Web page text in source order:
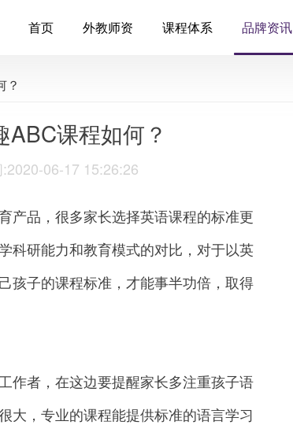
首页 外教师资 课程体系 品牌资讯
？
课程如何？
06-17 15:26:26
品，很多家长选择英语课程的标准更
科研能力和教育模式的对比，对于以英
孩子的课程标准，才能事半功倍，取得
者，在这边要提醒家长多注重孩子语
大，专业的课程能提供标准的语言学习